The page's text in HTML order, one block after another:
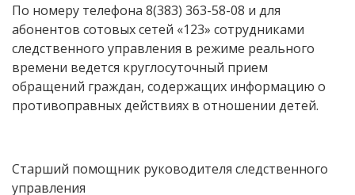
По номеру телефона 8(383) 363-58-08 и для
абонентов сотовых сетей «123» сотрудниками
следственного управления в режиме реального
времени ведется круглосуточный прием
обращений граждан, содержащих информацию о
противоправных действиях в отношении детей.
Старший помощник руководителя следственного
управления